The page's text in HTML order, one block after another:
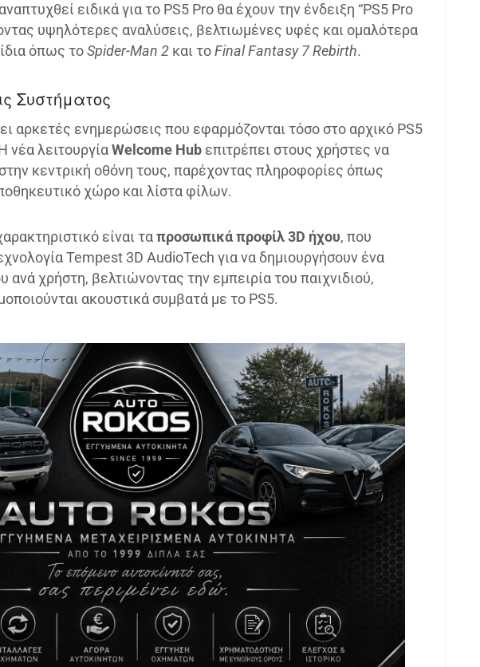
ειδικά για το PS5 Pro θα έχουν την ένδειξη “PS5 Pro
υψηλότερες αναλύσεις, βελτιωμένες υφές και ομαλότερα
όπως τοSpider-Man 2 και τοFinal Fantasy 7 Rebirth.
Συστήματος
αρκετές ενημερώσεις που εφαρμόζονται τόσο στο αρχικό PS5
νέα λειτουργίαWelcome Hub επιτρέπει στους χρήστες να
κεντρική οθόνη τους, παρέχοντας πληροφορίες όπως
χώρο και λίστα φίλων.
είναι ταπροσωπικά προφίλ 3D ήχου, που
Tempest 3D AudioTech για να δημιουργήσουν ένα
ανά χρήστη, βελτιώνοντας την εμπειρία του παιχνιδιού,
ακουστικά συμβατά με το PS5.